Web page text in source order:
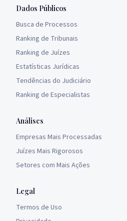
Dados Públicos
Busca de Processos
Ranking de Tribunais
Ranking de Juízes
Estatísticas Jurídicas
Tendências do Judiciário
Ranking de Especialistas
Análises
Empresas Mais Processadas
Juízes Mais Rigorosos
Setores com Mais Ações
Legal
Termos de Uso